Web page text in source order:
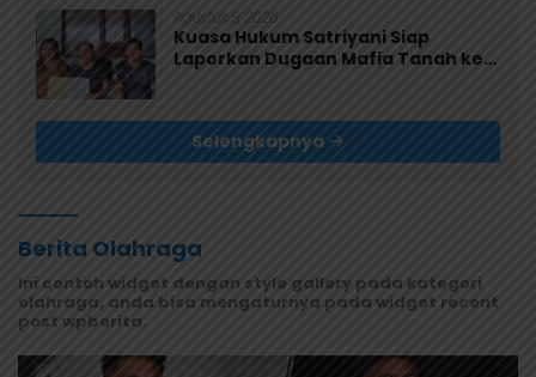
Agustus 8, 2026
Kuasa Hukum Satriyani Siap
Laporkan Dugaan Mafia Tanah ke
Selengkapnya
Berita Olahraga
Ini contoh widget dengan style gallery pada kategori
olahraga, anda bisa mengaturnya pada widget recent
post wpberita.